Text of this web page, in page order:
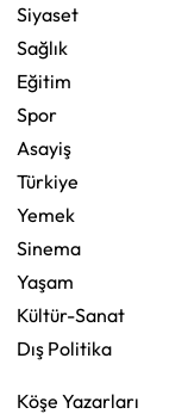
Siyaset
Sağlık
Eğitim
Spor
Asayiş
Türkiye
Yemek
Sinema
Yaşam
Kültür-Sanat
Dış Politika
Köşe Yazarları